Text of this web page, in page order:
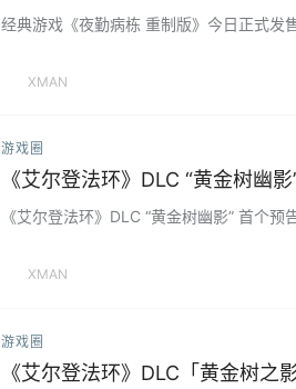
经典游戏《夜勤病栋 重制版》今日正式发
XMAN
游戏圈
《艾尔登法环》DLC “黄金树幽
《艾尔登法环》DLC “黄金树幽影” 首个
XMAN
游戏圈
《艾尔登法环》DLC「黄金树